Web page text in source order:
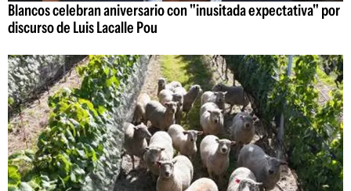
Blancos celebran aniversario con "inusitada expectativa" por
discurso de Luis Lacalle Pou